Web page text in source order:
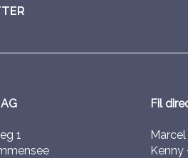
1
Fil
Marcel
Kenny